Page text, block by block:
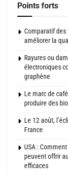
Points forts
Comparatif des
améliorer la
Rayures ou
électroniques
graphène
Le marc de
produire des
Le 12 août,
France
USA :
peuvent offrir
efficaces